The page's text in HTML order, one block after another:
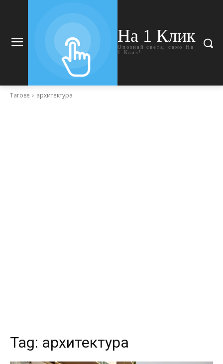
На 1 Клик
Опознай света, само На
1 Клик!
Тагове архитектура
Tag: архитектура